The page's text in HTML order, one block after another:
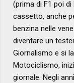
(prima di F1 poi
cassetto, anche
benzina nelle
diventare un
Giornalismo e si
Motociclismo,
giornale. Negli